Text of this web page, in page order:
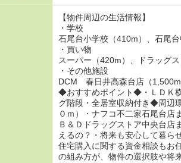
【物件周辺の生活情報】
・学校
石尾台小学校（410m）、石尾台
・買い物
スーパー（420m）、ドラッグス
・その他施設
DCM 春日井高森台店（1,500m
◆おすすめポイント◆・ＬＤＫ
グ階段・全居室収納付き◆周辺
０ｍ）・ナフコ不二家石尾台店
Ｂ＆Ｄドラッグストア中央台
えるの？・将来も安心して暮ら
住宅購入に関する資金相談もお
の組み方が、物件の選択肢や将